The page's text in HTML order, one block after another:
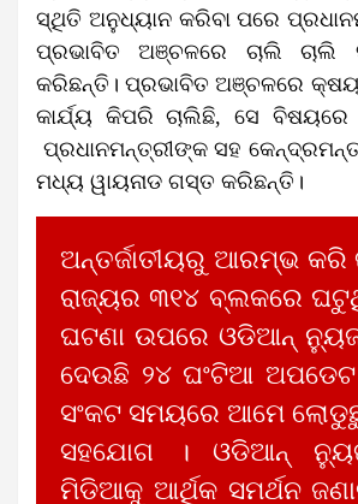
ସ୍ଥିତି ଅନୁଧ୍ୟାନ କରିବା ପରେ
ପ୍ରଭାବିତ ଅଞ୍ଚଳରେ ଚାଲି ଚାଲି
କରିଛନ୍ତି। ପ୍ରଭାବିତ ଅଞ୍ଚଳରେ
କାର୍ଯ୍ୟ କିପରି ଚାଲିଛି, ସେ ବିଷୟରେ
ପ୍ରଧାନମନ୍ତ୍ରୀଙ୍କ ସହ
ମଧ୍ୟ ୱାୟନାଡ ଗସ୍ତ କରିଛନ୍ତି।
ଅନ୍ତର୍ଜାତୀୟରୁ ଆରମ୍ଭ କରି
ରାଜ୍ୟର ୩୧୪ ବ୍ଲକରେ
ଘଟଣା ଉପରେ ଓଡିଆନ୍
ଦେଉଛି ୨୪ ଘଂଟିଆ ଅପଡେଟ
ସଂକଟ ସମୟରେ ଆମେ
ସହଯୋଗ । ଓଡିଆନ୍
ମିଡିଆକୁ ଆର୍ଥିକ ସମର୍ଥନ